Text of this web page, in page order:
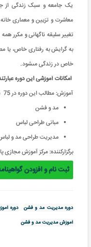
یک جامعه و سبک زندگى از
معاشرت و تزیین و معمارى خانه
تغییر سلیقه ناگهانى و مکرر
به گرایش به رفتارى خاص، یا
خاص در زندگى مى‏شود.
امکانات آموزشی این دوره
آموزش: مطالب این دوره در 75 ساعت به صورت بسته آموزشی ارائه می گردد.
مد و فشن
مبانی طراحی لباس
مدیریت طراحی مد و
برگزارکننده: مرکز آموزش مجازی
ثبت نام و افزودن
دوره مدیریت مد و فشن دوره
آموزش مدیریت مد و فشن